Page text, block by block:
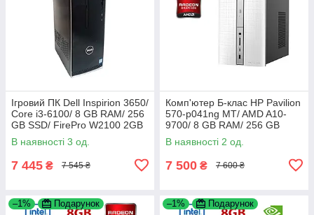
Ігровий ПК Dell Inspirion 3650/
Core i3-6100/ 8 GB RAM/ 256
GB SSD/ FirePro W2100 2GB
В наявності 3 од.
7 445 ₴ 7 545 ₴
Комп'ютер Б-клас HP Pavilion
570-p041ng MT/ AMD A10-
9700/ 8 GB RAM/ 256 GB
SSD/ Radeon R5 M435 2GB
В наявності 2 од.
7 500 ₴ 7 600 ₴
–1% Подарунок –1% Подарунок